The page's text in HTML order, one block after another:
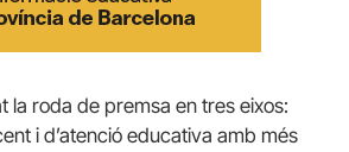
la roda de premsa en tres eixos:
i d’atenció educativa amb més